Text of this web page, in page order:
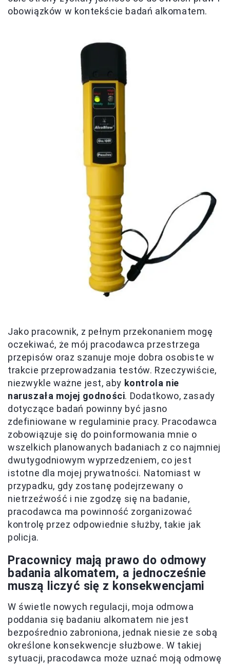
obowiązków w kontekście badań alkomatem.
Jako pracownik, z pełnym przekonaniem mogę
oczekiwać, że mój pracodawca przestrzega
przepisów oraz szanuje moje dobra osobiste w
trakcie przeprowadzania testów. Rzeczywiście,
niezwykle ważne jest, aby kontrola nie
naruszała mojej godności. Dodatkowo, zasady
dotyczące badań powinny być jasno
zdefiniowane w regulaminie pracy. Pracodawca
zobowiązuje się do poinformowania mnie o
wszelkich planowanych badaniach z co najmniej
dwutygodniowym wyprzedzeniem, co jest
istotne dla mojej prywatności. Natomiast w
przypadku, gdy zostanę podejrzewany o
nietrzeźwość i nie zgodzę się na badanie,
pracodawca ma powinność zorganizować
kontrolę przez odpowiednie służby, takie jak
policja.
Pracownicy mają prawo do odmowy
badania alkomatem, a jednocześnie
muszą liczyć się z konsekwencjami
W świetle nowych regulacji, moja odmowa
poddania się badaniu alkomatem nie jest
bezpośrednio zabroniona, jednak niesie ze sobą
określone konsekwencje służbowe. W takiej
sytuacji, pracodawca może uznać moją odmowę